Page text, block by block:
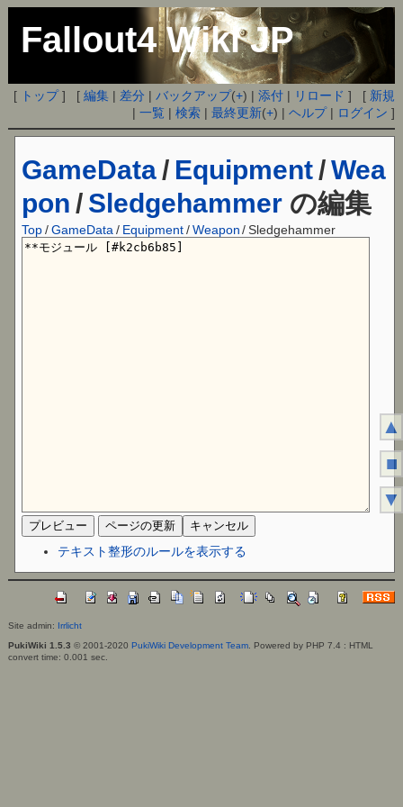
Fallout4 Wiki JP
[ トップ] [編集 | 差分 |バックアップ(+) |添付 | リロード ] [ 新規
|一覧 |検索 |最終更新(+) |ヘルプ| ログイン ]
GameData / Equipment /Wea
pon / Sledgehammer の編集
Top /GameData / Equipment/ Weapon / Sledgehammer
テキスト整形のルールを表示する
Site admin: Irrlicht
PukiWiki 1.5.3 © 2001-2020 PukiWiki Development Team. Powered by PHP 7.4 : HTML
convert time: 0.001 sec.
▲
■
▼